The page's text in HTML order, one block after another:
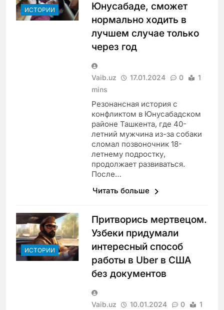
ИСТОРИИ
Юнусабаде, сможет
нормально ходить в
лучшем случае только
через год
Vaib.uz 17.01.2024 0
1
mins
Резонансная история с
конфликтом в Юнусабадском
районе Ташкента, где 40-
летний мужчина из-за собаки
сломал позвоночник 18-
летнему подростку,
продолжает развиваться.
После…
Читать больше
ИСТОРИИ
Притворись мертвецом.
Узбеки придумали
интересный способ
работы в Uber в США
без документов
Vaib.uz 10.01.2024 0
1